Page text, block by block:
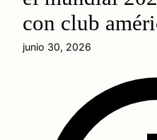
con club
junio 30, 2026